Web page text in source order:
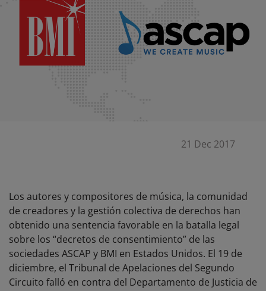
21 Dec 2017
Los autores y compositores de música, la comunidad
de creadores y la gestión colectiva de derechos han
obtenido una sentencia favorable en la batalla legal
sobre los “decretos de consentimiento” de las
sociedades ASCAP y BMI en Estados Unidos. El 19 de
diciembre, el Tribunal de Apelaciones del Segundo
Circuito falló en contra del Departamento de Justicia de